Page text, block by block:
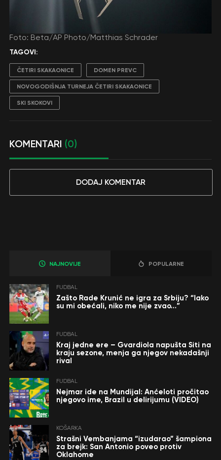
Foto: Beta/AP Photo/Matthias Schrader
TAGOVI:
ČETIRI SKAKAONICE DOMEN PREVC
NOVOGODIŠNJA TURNEJA ČETIRI SKAKAONICE
SKI SKOKOVI
KOMENTARI (0)
DODAJ KOMENTAR
NAJNOVIJE POPULARNE
FUDBAL
Zašto Rade Krunić ne igra za Srbiju? “Iako
su mi obećali, niko me nije zvao…”
FUDBAL
Kraj jedne ere – Gvardiola napušta Siti na
kraju sezone, menja ga njegov nekadašnji
rival
FUDBAL
Nejmar ide na Mundijal: Anćeloti pročitao
njegovo ime, Brazil u delirijumu (VIDEO)
KOŠARKA
Strašni Vembanjama “izudarao” šampiona
za brejk: San Antonio poveo protiv
Oklahome